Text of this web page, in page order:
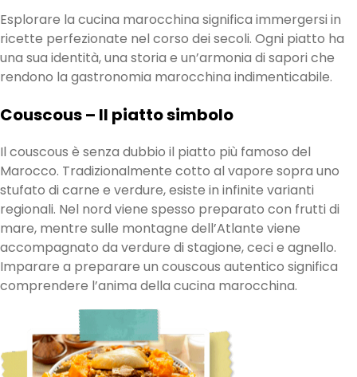
Esplorare la cucina marocchina significa immergersi in
ricette perfezionate nel corso dei secoli. Ogni piatto ha
una sua identità, una storia e un’armonia di sapori che
rendono la gastronomia marocchina indimenticabile.
Couscous – Il piatto simbolo
Il couscous è senza dubbio il piatto più famoso del
Marocco. Tradizionalmente cotto al vapore sopra uno
stufato di carne e verdure, esiste in infinite varianti
regionali. Nel nord viene spesso preparato con frutti di
mare, mentre sulle montagne dell’Atlante viene
accompagnato da verdure di stagione, ceci e agnello.
Imparare a preparare un couscous autentico significa
comprendere l’anima della cucina marocchina.